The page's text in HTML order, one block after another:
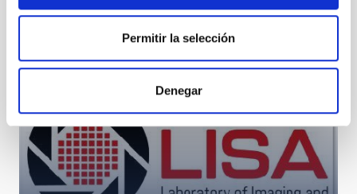
Permitir la selección
Denegar